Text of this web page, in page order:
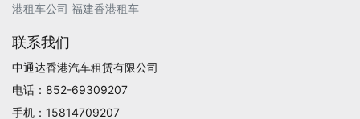
港租车公司 福建香港租车
联系我们
中通达香港汽车租赁有限公司
电话：852-69309207
手机：15814709207